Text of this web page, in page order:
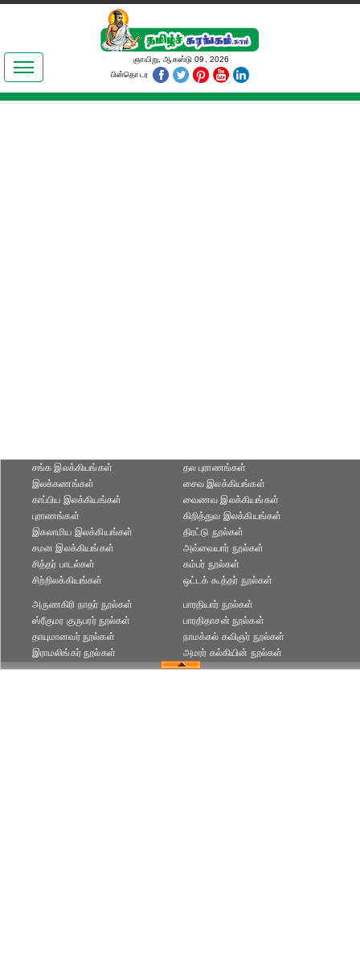
இலக்கியங்கள்
தமிழ் உலகம்
ஞாயிறு, ஆகஸ்டு 09, 2026
பின்தொடர
சங்க இலக்கியங்கள்
இலக்கணங்கள்
காப்பிய இலக்கியங்கள்
புராணங்கள்
தல புராணங்கள்
சைவ இலக்கியங்கள்
வைணவ இலக்கியங்கள்
கிறித்துவ இலக்கியங்கள்
இசுலாமிய இலக்கியங்கள்
சமன இலக்கியங்கள்
சித்தர் பாடல்கள்
சிற்றிலக்கியங்கள்
திரட்டு நூல்கள்
அவ்வையார் நூல்கள்
கம்பர் நூல்கள்
ஒட்டக் கூத்தர் நூல்கள்
அருணகிரி நாதர் நூல்கள்
ஸ்ரீகுமர குருபரர் நூல்கள்
தாயுமானவர் நூல்கள்
இராமலிங்கர் நூல்கள்
பாரதியார் நூல்கள்
பாரதிதாசன் நூல்கள்
நாமக்கல் கவிஞர் நூல்கள்
அமரர் கல்கியின் நூல்கள்